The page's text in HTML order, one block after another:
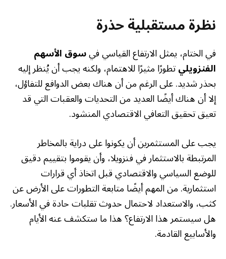
نظرة مستقبلية حذرة
في الختام، يمثل الارتفاع القياسي فيسوق الأسهم
الفنزويليتطورًا مثيرًا للاهتمام، ولكنه يجب أن يُنظر إليه
بحذر شديد. على الرغم من أن هناك بعض الدوافع للتفاؤل،
إلا أن هناك أيضًا العديد من التحديات والعقبات التي قد
تعيق تحقيق التعافي الاقتصادي المنشود.
يجب على المستثمرين أن يكونوا على دراية بالمخاطر
المرتبطة بالاستثمار في فنزويلا، وأن يقوموا بتقييم دقيق
للوضع السياسي والاقتصادي قبل اتخاذ أي قرارات
استثمارية. من المهم أيضًا متابعة التطورات على الأرض عن
كثب، والاستعداد لاحتمال حدوث تقلبات حادة في الأسعار.
هل سيستمر هذا الارتفاع؟ هذا ما ستكشف عنه الأيام
والأسابيع القادمة.